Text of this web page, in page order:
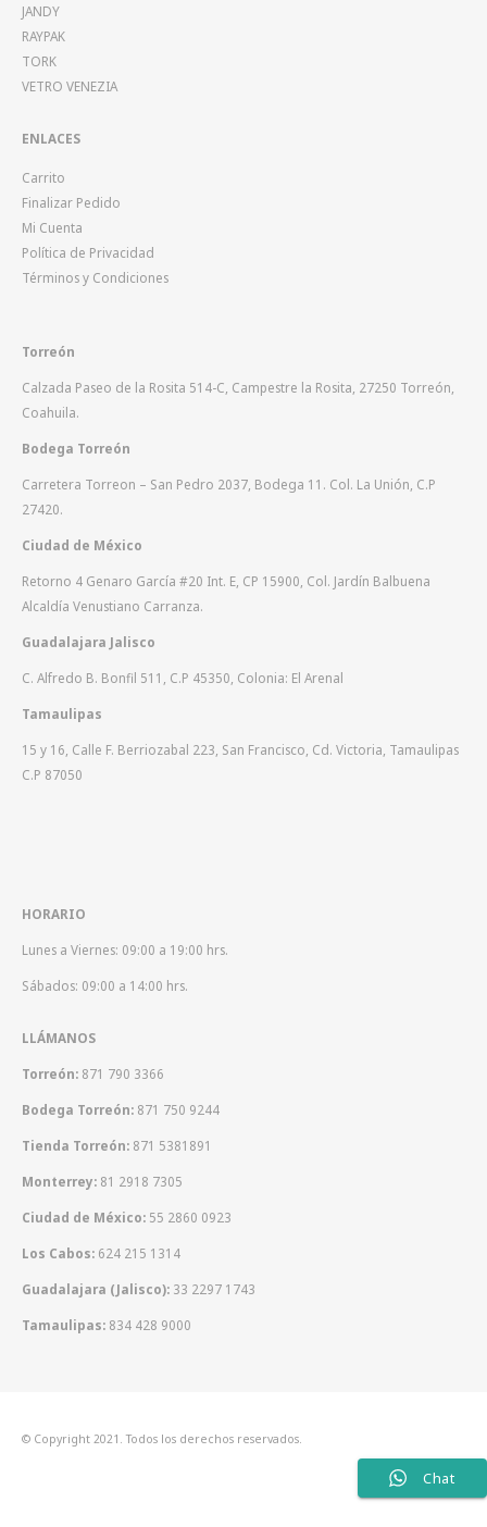
JANDY
RAYPAK
TORK
VETRO VENEZIA
ENLACES
Carrito
Finalizar Pedido
Mi Cuenta
Política de Privacidad
Términos y Condiciones
Torreón
Calzada Paseo de la Rosita 514-C, Campestre la Rosita, 27250 Torreón,
Coahuila.
Bodega Torreón
Carretera Torreon – San Pedro 2037, Bodega 11. Col. La Unión, C.P
27420.
Ciudad de México
Retorno 4 Genaro García #20 Int. E, CP 15900, Col. Jardín Balbuena
Alcaldía Venustiano Carranza.
Guadalajara Jalisco
C. Alfredo B. Bonfil 511, C.P 45350, Colonia: El Arenal
Tamaulipas
15 y 16, Calle F. Berriozabal 223, San Francisco, Cd. Victoria, Tamaulipas
C.P 87050
HORARIO
Lunes a Viernes: 09:00 a 19:00 hrs.
Sábados: 09:00 a 14:00 hrs.
LLÁMANOS
Torreón: 871 790 3366
Bodega Torreón: 871 750 9244
Tienda Torreón: 871 5381891
Monterrey: 81 2918 7305
Ciudad de México: 55 2860 0923
Los Cabos: 624 215 1314
Guadalajara (Jalisco): 33 2297 1743
Tamaulipas: 834 428 9000
© Copyright 2021. Todos los derechos reservados.
Chat